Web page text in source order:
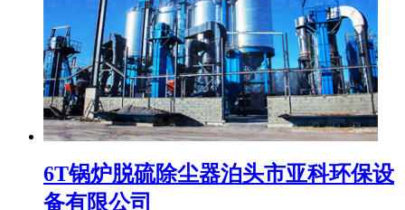
6T锅炉脱硫除尘器泊头市亚科环保设
备有限公司